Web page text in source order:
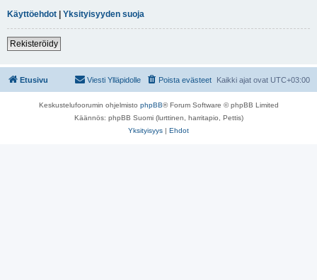
Käyttöehdot | Yksityisyyden suoja
Rekisteröidy
Etusivu Kaikki ajat ovat UTC+03:00
Poista evästeet
Viesti Ylläpidolle
Keskustelufoorumin ohjelmisto phpBB® Forum Software © phpBB Limited
Käännös: phpBB Suomi (lurttinen, harritapio, Pettis)
Yksityisyys | Ehdot